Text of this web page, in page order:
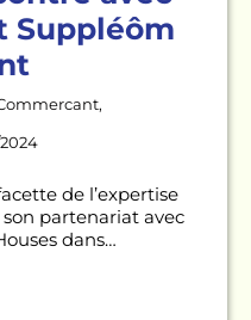
Suppléôm
,
de l’expertise
son partenariat avec
dans…